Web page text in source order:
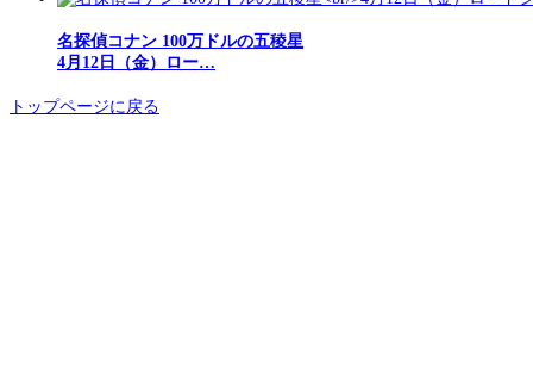
名探偵コナン 100万ドルの五稜星
4月12日（金）ロー…
トップページに戻る